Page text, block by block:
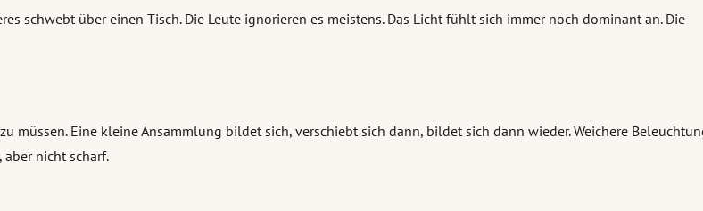
schwebt über einen Tisch. Die Leute ignorieren es meistens. Das Licht fühlt sich immer noch dominant an. Die
müssen. Eine kleine Ansammlung bildet sich, verschiebt sich dann, bildet sich dann wieder. Weichere
nicht scharf.